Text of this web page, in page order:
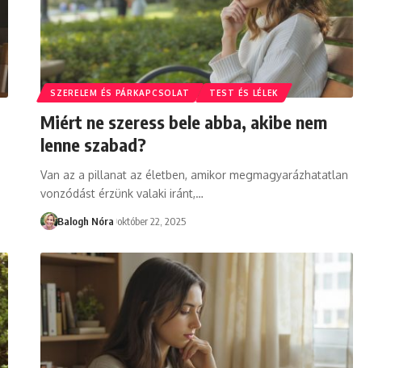
SZERELEM ÉS PÁRKAPCSOLAT TEST ÉS LÉLEK
Miért ne szeress bele abba, akibe nem
lenne szabad?
Van az a pillanat az életben, amikor megmagyarázhatatlan
vonzódást érzünk valaki iránt,…
Balogh Nóra október 22, 2025